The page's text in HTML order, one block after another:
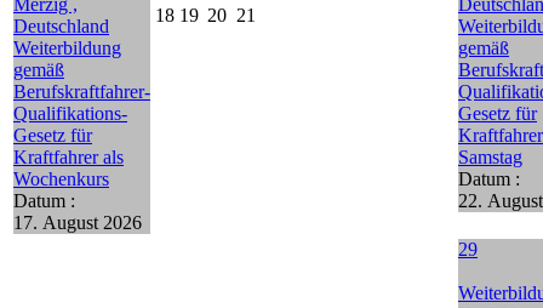
Deutschland
Weiterbildung
gemäß
Berufskraftfahrer-
Qualifikations-
Gesetz für
Kraftfahrer als
Wochenkurs
Datum :
17. August 2026
18 19 20 21
gemäß
Gesetz für
Samstag
Datum :
22.
29